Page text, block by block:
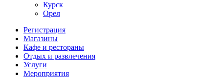
Курск
Орел
Регистрация
Магазины
Кафе и рестораны
Отдых и развлечения
Услуги
Мероприятия